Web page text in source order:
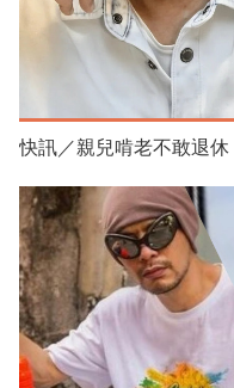
快訊／親兒啃老不敢退休